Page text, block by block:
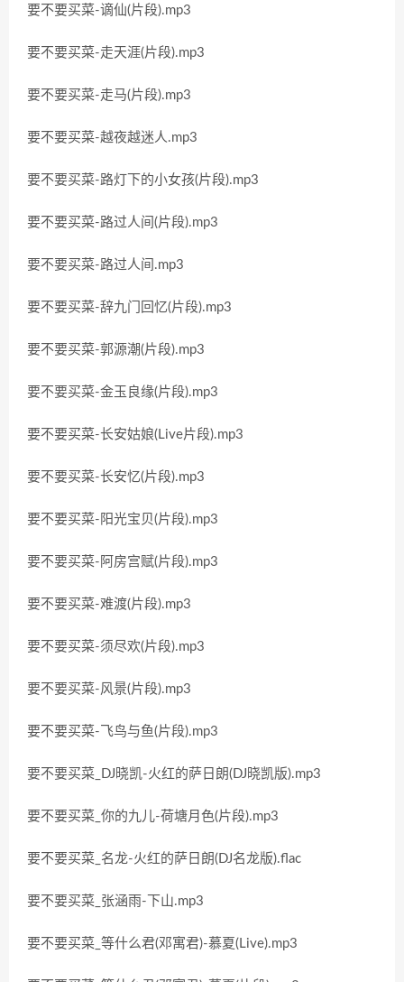
要不要买菜-谪仙(片段).mp3
要不要买菜-走天涯(片段).mp3
要不要买菜-走马(片段).mp3
要不要买菜-越夜越迷人.mp3
要不要买菜-路灯下的小女孩(片段).mp3
要不要买菜-路过人间(片段).mp3
要不要买菜-路过人间.mp3
要不要买菜-辞九门回忆(片段).mp3
要不要买菜-郭源潮(片段).mp3
要不要买菜-金玉良缘(片段).mp3
要不要买菜-长安姑娘(Live片段).mp3
要不要买菜-长安忆(片段).mp3
要不要买菜-阳光宝贝(片段).mp3
要不要买菜-阿房宫赋(片段).mp3
要不要买菜-难渡(片段).mp3
要不要买菜-须尽欢(片段).mp3
要不要买菜-风景(片段).mp3
要不要买菜-飞鸟与鱼(片段).mp3
要不要买菜_DJ晓凯-火红的萨日朗(DJ晓凯版).mp3
要不要买菜_你的九儿-荷塘月色(片段).mp3
要不要买菜_名龙-火红的萨日朗(DJ名龙版).flac
要不要买菜_张涵雨-下山.mp3
要不要买菜_等什么君(邓寓君)-慕夏(Live).mp3